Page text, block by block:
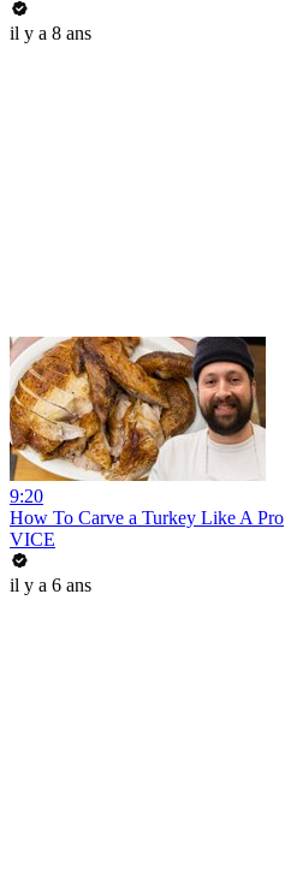
il y a 8 ans
9:20
How To Carve a Turkey Like A Pro
VICE
il y a 6 ans